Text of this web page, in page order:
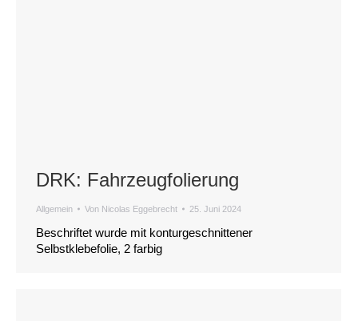
DRK: Fahrzeugfolierung
Allgemein Von Nicolas Eggebrecht 25. Juni 2024
Beschriftet wurde mit konturgeschnittener
Selbstklebefolie, 2 farbig